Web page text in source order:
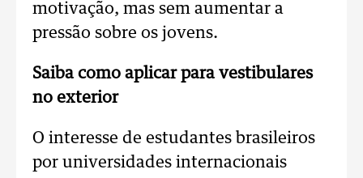
motivação, mas sem aumentar a
pressão sobre os jovens.
Saiba como aplicar para vestibulares
no exterior
O interesse de estudantes brasileiros
por universidades internacionais